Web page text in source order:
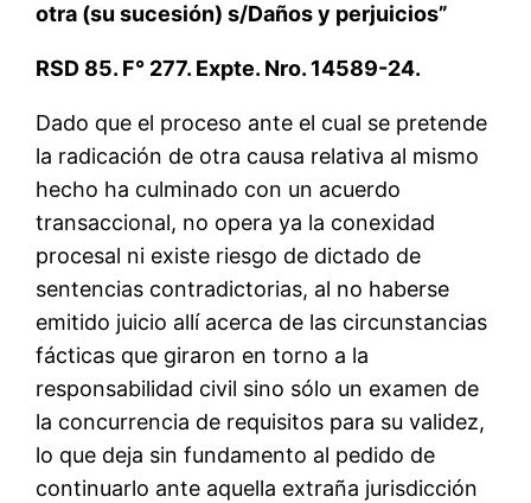
otra (su sucesión) s/Daños y perjuicios”
RSD 85. F° 277. Expte. Nro. 14589-24.
Dado que el proceso ante el cual se pretende
la radicación de otra causa relativa al mismo
hecho ha culminado con un acuerdo
transaccional, no opera ya la conexidad
procesal ni existe riesgo de dictado de
sentencias contradictorias, al no haberse
emitido juicio allí acerca de las circunstancias
fácticas que giraron en torno a la
responsabilidad civil sino sólo un examen de
la concurrencia de requisitos para su validez,
lo que deja sin fundamento al pedido de
continuarlo ante aquella extraña jurisdicción